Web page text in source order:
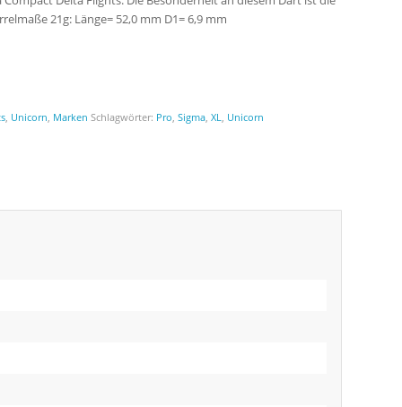
21g: Länge= 52,0 mm D1= 6,9 mm
, Unicorn, Marken Schlagwörter: Pro,Sigma,XL, Unicorn